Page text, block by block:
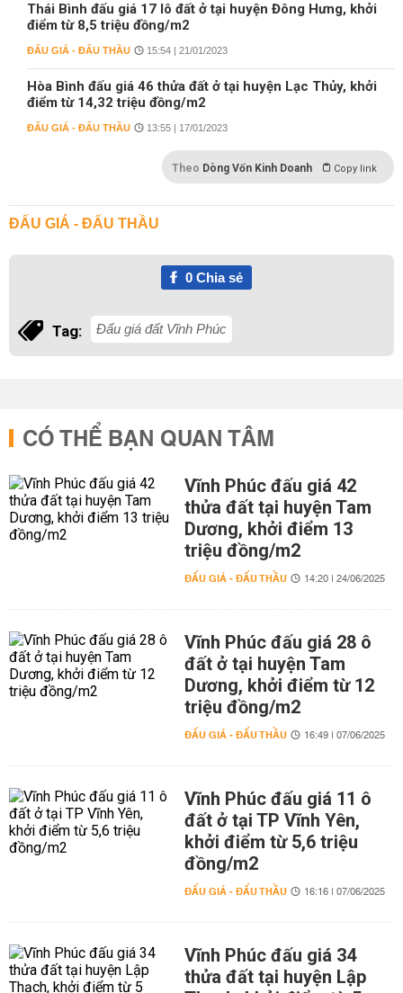
Thái Bình đấu giá 17 lô đất ở tại huyện Đông Hưng, khởi
điểm từ 8,5 triệu đồng/m2
ĐẤU GIÁ - ĐẤU THẦU 15:54 | 21/01/2023
Hòa Bình đấu giá 46 thửa đất ở tại huyện Lạc Thủy, khởi
điểm từ 14,32 triệu đồng/m2
ĐẤU GIÁ - ĐẤU THẦU 13:55 | 17/01/2023
Theo Dòng Vốn Kinh Doanh Copy link
ĐẤU GIÁ - ĐẤU THẦU
0Chia sẻ
Tag: Đấu giá đất Vĩnh Phúc
CÓ THỂ BẠN QUAN TÂM
Vĩnh Phúc đấu giá 42
thửa đất tại huyện Tam
Dương, khởi điểm 13
triệu đồng/m2
ĐẤU GIÁ - ĐẤU THẦU 14:20 | 24/06/2025
Vĩnh Phúc đấu giá 28 ô
đất ở tại huyện Tam
Dương, khởi điểm từ 12
triệu đồng/m2
ĐẤU GIÁ - ĐẤU THẦU 16:49 | 07/06/2025
Vĩnh Phúc đấu giá 11 ô
đất ở tại TP Vĩnh Yên,
khởi điểm từ 5,6 triệu
đồng/m2
ĐẤU GIÁ - ĐẤU THẦU 16:16 | 07/06/2025
Vĩnh Phúc đấu giá 34
thửa đất tại huyện Lập